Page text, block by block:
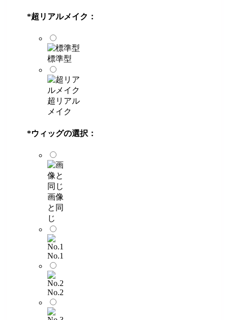
*超リアルメイク：
標準型
超リアル
メイク
*ウィッグの選択：
画像
と同
じ
No.1
No.2